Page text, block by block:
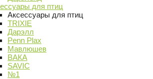
для птиц
Аксессуары для птиц
TRIXIE
Дарэлл
Penn Plax
Мавлюшев
ВАКА
SAVIC
№1